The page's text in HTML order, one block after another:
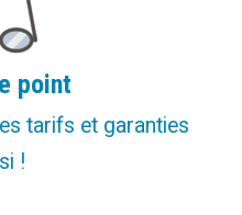
point
tarifs et garanties
!